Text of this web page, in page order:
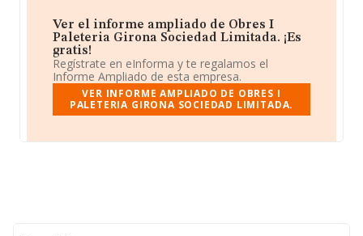
Ver el informe ampliado de Obres I
Paleteria Girona Sociedad Limitada. ¡Es
gratis!
Regístrate en eInforma y te regalamos el
Informe Ampliado de esta empresa.
VER INFORME AMPLIADO DE OBRES I
PALETERIA GIRONA SOCIEDAD LIMITADA.